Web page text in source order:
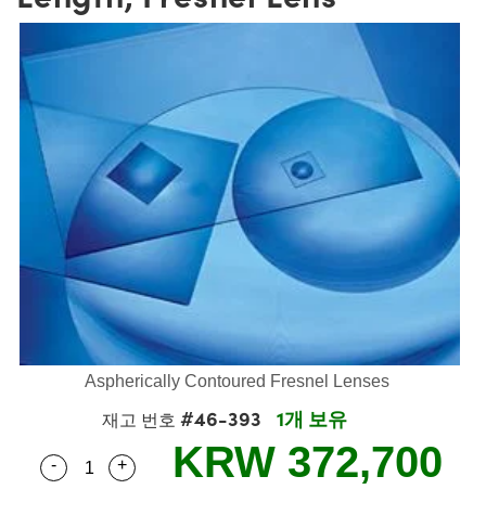
Components
Sputtering) Coated Optics
Expanders
Assemblies
Shaping
Isolators
and Slides
Objectives
Objectives
Objectives
Systems
and Advanced
Accessories
Cameras
Labs Cameras™
and Optomechanics
Interface Cameras
Roughness Standards
Tools
Components
and Detection
Accessories
또는 제품생산
Imaging
Microscopy
Processing
Tomography
Development Systems
and Detection
또는 제품생산
Lenses
Targets
and Detection
and Production
Targets
and Detection
and Production
Aspherically Contoured Fresnel Lenses
재고 번호 #46-393 1개 보유
Quantity Selector
- Use the plus and minus buttons to adjust the
+ KRW 372,700